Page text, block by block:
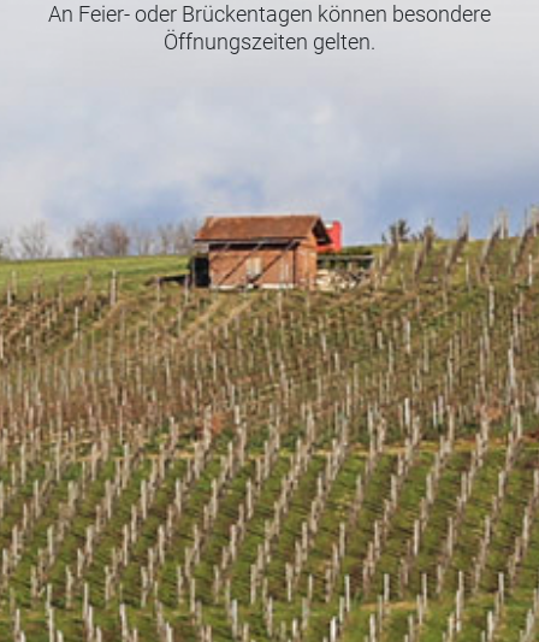
An Feier- oder Brückentagen können besondere
Öffnungszeiten gelten.